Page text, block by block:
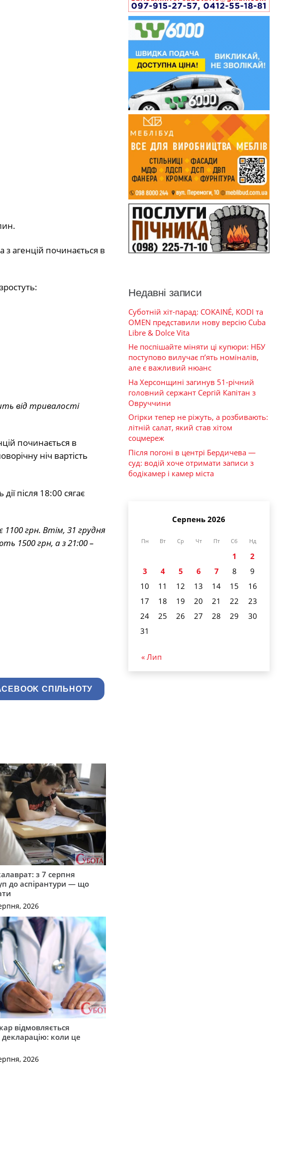
з агенцій починається в
від тривалості
починається в
ніч вартість
після 18:00 сягає
1100 грн. Втім, 31 грудня
1500 грн, а з 21:00 –
СПІЛЬНОТУ
з 7 серпня
до аспірантури — що
2026
відмовляється
декларацію: коли це
2026
Недавні записи
Суботній хіт-парад: COKAINÉ, KODI та
OMEN представили нову версію Cuba
Libre & Dolce Vita
Не поспішайте міняти ці купюри: НБУ
поступово вилучає п’ять номіналів,
але є важливий нюанс
На Херсонщині загинув 51-річний
головний сержант Сергій Капітан з
Овруччини
Огірки тепер не ріжуть, а розбивають:
літній салат, який став хітом
соцмереж
Після погоні в центрі Бердичева —
суд: водій хоче отримати записи з
бодікамер і камер міста
Серпень 2026
Пн Вт Ср Чт Пт Сб Нд
1
2
3
4 5 6 7 8
9
10
11 12 13 14 15
16
17
18 19 20 21 22
23
24
25 26 27 28 29
30
31
« Лип